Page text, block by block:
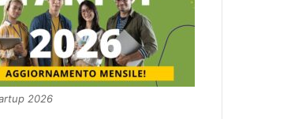
2026